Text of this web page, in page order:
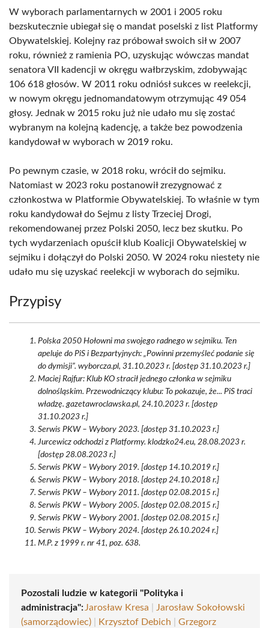
W wyborach parlamentarnych w 2001 i 2005 roku
bezskutecznie ubiegał się o mandat poselski z list Platformy
Obywatelskiej. Kolejny raz próbował swoich sił w 2007
roku, również z ramienia PO, uzyskując wówczas mandat
senatora VII kadencji w okręgu wałbrzyskim, zdobywając
106 618 głosów. W 2011 roku odniósł sukces w reelekcji,
w nowym okręgu jednomandatowym otrzymując 49 054
głosy. Jednak w 2015 roku już nie udało mu się zostać
wybranym na kolejną kadencję, a także bez powodzenia
kandydował w wyborach w 2019 roku.
Po pewnym czasie, w 2018 roku, wrócił do sejmiku.
Natomiast w 2023 roku postanowił zrezygnować z
członkostwa w Platformie Obywatelskiej. To właśnie w tym
roku kandydował do Sejmu z listy Trzeciej Drogi,
rekomendowanej przez Polski 2050, lecz bez skutku. Po
tych wydarzeniach opuścił klub Koalicji Obywatelskiej w
sejmiku i dołączył do Polski 2050. W 2024 roku niestety nie
udało mu się uzyskać reelekcji w wyborach do sejmiku.
Przypisy
Polska 2050 Hołowni ma swojego radnego w sejmiku. Ten
apeluje do PiS i Bezpartyjnych: „Powinni przemyśleć podanie się
do dymisji”. wyborcza.pl, 31.10.2023 r. [dostęp 31.10.2023 r.]
Maciej Rajfur: Klub KO stracił jednego członka w sejmiku
dolnośląskim. Przewodniczący klubu: To pokazuje, że... PiS traci
władzę. gazetawroclawska.pl, 24.10.2023 r. [dostęp
31.10.2023 r.]
Serwis PKW – Wybory 2023. [dostęp 31.10.2023 r.]
Jurcewicz odchodzi z Platformy. klodzko24.eu, 28.08.2023 r.
[dostęp 28.08.2023 r.]
Serwis PKW – Wybory 2019. [dostęp 14.10.2019 r.]
Serwis PKW – Wybory 2018. [dostęp 24.10.2018 r.]
Serwis PKW – Wybory 2011. [dostęp 02.08.2015 r.]
Serwis PKW – Wybory 2005. [dostęp 02.08.2015 r.]
Serwis PKW – Wybory 2001. [dostęp 02.08.2015 r.]
Serwis PKW – Wybory 2024. [dostęp 26.10.2024 r.]
M.P. z 1999 r. nr 41, poz. 638.
Pozostali ludzie w kategorii "Polityka i
administracja": Jarosław Kresa
Jarosław Sokołowski
(samorządowiec)
Krzysztof Debich Grzegorz